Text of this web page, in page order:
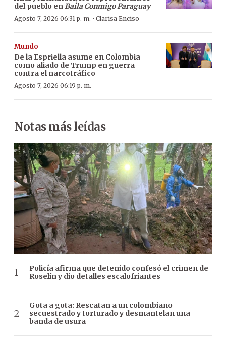
del pueblo enBaila Conmigo Paraguay
Agosto 7, 2026 06:31 p. m. · Clarisa Enciso
Mundo
De la Espriella asume en Colombia
como aliado de Trump en guerra
contra el narcotráfico
Agosto 7, 2026 06:19 p. m.
Notas más leídas
Policía afirma que detenido confesó el crimen de
Roselín y dio detalles escalofriantes
Gota a gota: Rescatan a un colombiano
secuestrado y torturado y desmantelan una
banda de usura